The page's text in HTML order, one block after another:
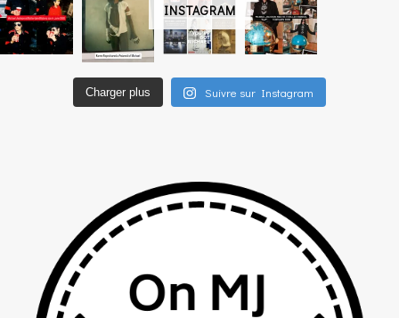
INSTAGRAM
Charger plus Suivre sur Instagram